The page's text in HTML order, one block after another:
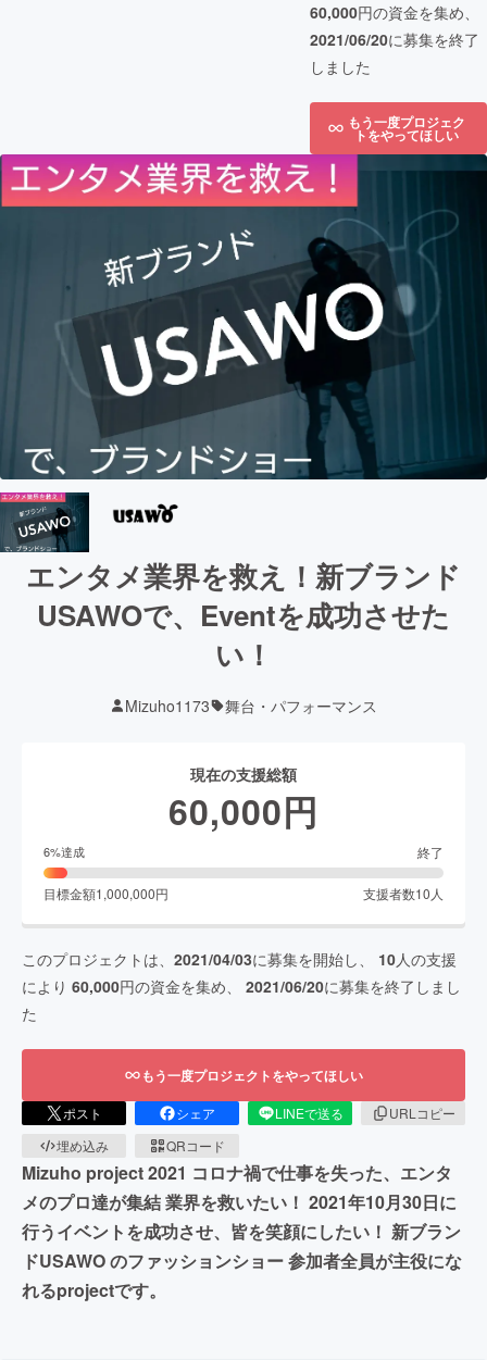
60,000円の資金を集め、
2021/06/20に募集を終了
しました
もう一度プロジェク
トをやってほしい
エンタメ業界を救え！新ブランド
USAWOで、Eventを成功させた
い！
Mizuho1173 舞台・パフォーマンス
現在の支援総額
60,000円
6%達成 終了
目標金額1,000,000円 支援者数10 人
このプロジェクトは、 2021/04/03に募集を開始し、 10人の支援
により 60,000円の資金を集め、 2021/06/20に募集を終了しまし
た
もう一度プロジェクトをやってほしい
ポスト シェア LINEで送る
URLコピー
埋め込み
QRコード
Mizuho project 2021 コロナ禍で仕事を失った、エンタ
メのプロ達が集結 業界を救いたい！ 2021年10月30日に
行うイベントを成功させ、皆を笑顔にしたい！ 新ブラン
ドUSAWO のファッションショー 参加者全員が主役にな
れるprojectです。